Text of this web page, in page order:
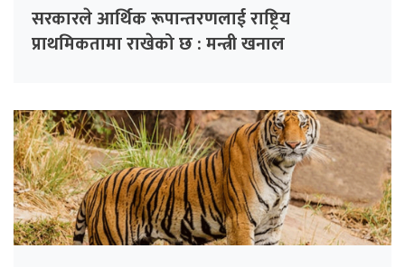
सरकारले आर्थिक रूपान्तरणलाई राष्ट्रिय
प्राथमिकतामा राखेको छ : मन्त्री खनाल